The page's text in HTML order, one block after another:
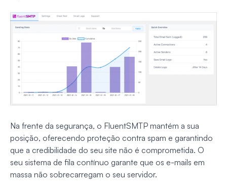
Na frente da segurança, o FluentSMTP mantém a sua
posição, oferecendo proteção contra spam e garantindo
que a credibilidade do seu site não é comprometida. O
seu sistema de fila contínuo garante que os e-mails em
massa não sobrecarregam o seu servidor.